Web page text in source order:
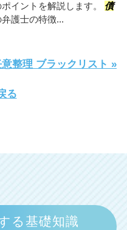
イントを解説します。 債
護士の特徴...
整理 ブラックリスト »
る
る基礎知識